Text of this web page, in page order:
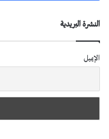
النشرة البريدية
الإيميل